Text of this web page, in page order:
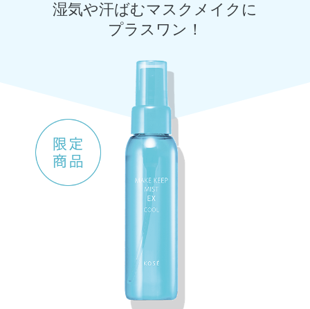
湿気や汗ばむマスクメイクに
プラスワン！